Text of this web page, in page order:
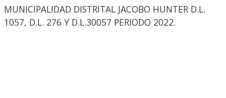
MUNICIPALIDAD DISTRITAL JACOBO HUNTER D.L.
1057, D.L. 276 Y D.L.30057 PERIODO 2022.